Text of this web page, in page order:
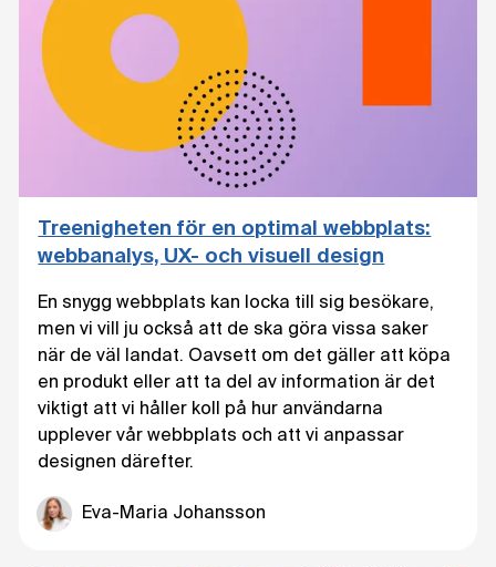
Treenigheten för en optimal webbplats:
webbanalys, UX- och visuell design
En snygg webbplats kan locka till sig besökare,
men vi vill ju också att de ska göra vissa saker
när de väl landat. Oavsett om det gäller att köpa
en produkt eller att ta del av information är det
viktigt att vi håller koll på hur användarna
upplever vår webbplats och att vi anpassar
designen därefter.
Eva-Maria Johansson